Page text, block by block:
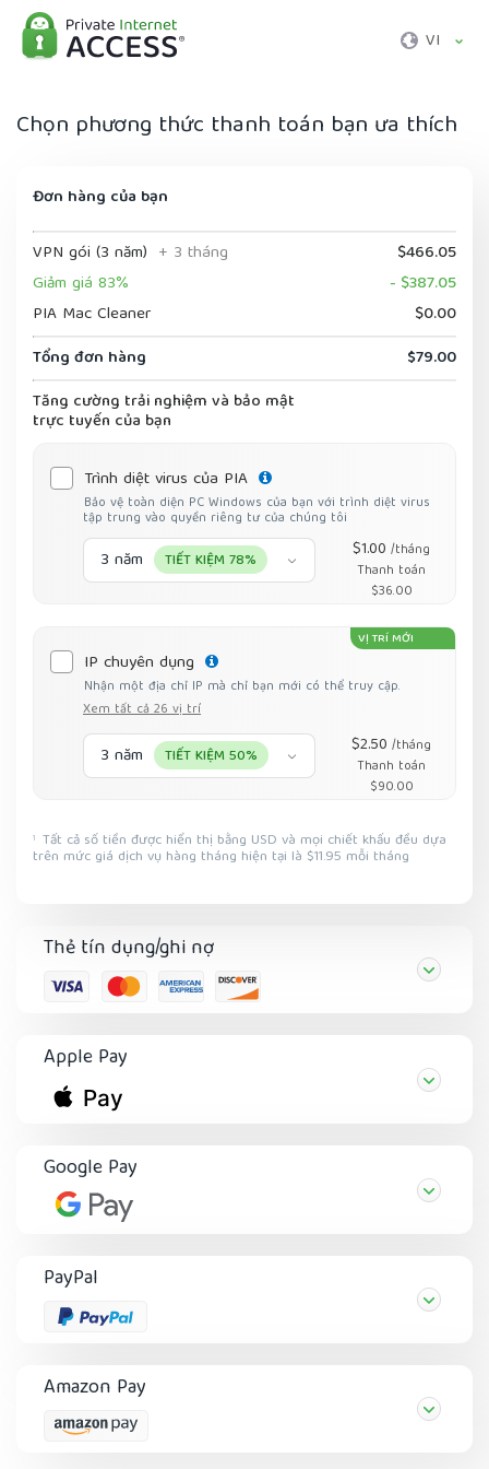
VI
Chọn phương thức thanh toán bạn ưa thích
Thẻ tín dụng/ghi nợ
Apple Pay
Google Pay
PayPal
Amazon Pay
Đơn hàng của bạn
VPN gói (3 năm) + 3 tháng
$466.05
Giảm giá 83%
- $387.05
PIA Mac Cleaner
$0.00
Tổng đơn hàng
$79.00
Tăng cường trải nghiệm và bảo mật
trực tuyến của bạn
Trình diệt virus của PIA
Bảo vệ toàn diện PC Windows của bạn với trình diệt virus
tập trung vào quyền riêng tư của chúng tôi
3 năm TIẾT KIỆM 78% $1.00/tháng
Thanh toán
$36.00
VỊ TRÍ MỚI
IP chuyên dụng
Nhận một địa chỉ IP mà chỉ bạn mới có thể truy cập.
Xem tất cả 26 vị trí
3 năm TIẾT KIỆM 50% $2.50/tháng
Thanh toán
$90.00
1 Tất cả số tiền được hiển thị bằng USD và mọi chiết khấu đều dựa
trên mức giá dịch vụ hàng tháng hiện tại là $11.95 mỗi tháng